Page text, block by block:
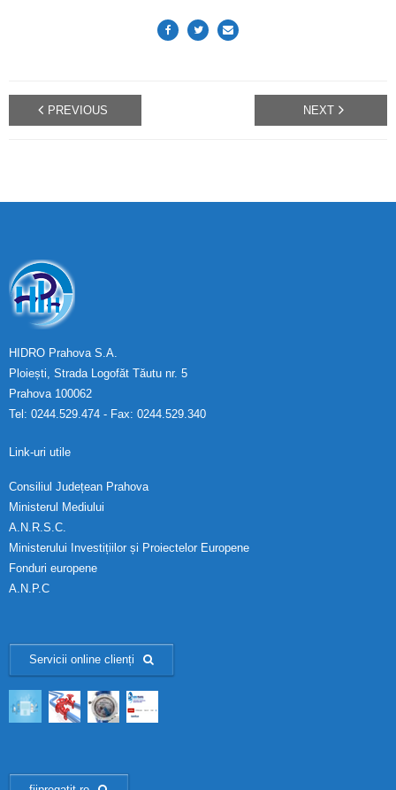
PREVIOUS NEXT
HIDRO Prahova S.A.
Ploiești, Strada Logofăt Tăutu nr. 5
Prahova 100062
Tel: 0244.529.474 - Fax: 0244.529.340
Link-uri utile
Consiliul Județean Prahova
Ministerul Mediului
A.N.R.S.C.
Ministerului Investițiilor și Proiectelor Europene
Fonduri europene
A.N.P.C
Servicii online clienți